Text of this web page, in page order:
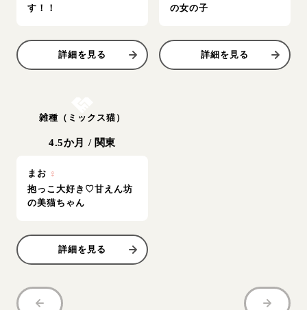
す！！
詳細を見る
の女の子
詳細を見る
雑種（ミックス猫）
4.5か月 / 関東
まお ♀
抱っこ大好き♡甘えん坊
の美猫ちゃん
詳細を見る